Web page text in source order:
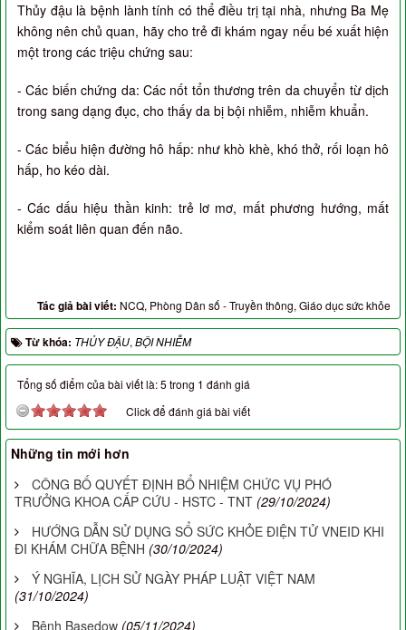
Thủy đậu là bệnh lành tính có thể điều trị tại nhà, nhưng Ba Mẹ
không nên chủ quan, hãy cho trẻ đi khám ngay nếu bé xuất hiện
một trong các triệu chứng sau:
- Các biến chứng da: Các nốt tổn thương trên da chuyển từ dịch
trong sang dạng đục, cho thấy da bị bội nhiễm, nhiễm khuẩn.
- Các biểu hiện đường hô hấp: như khò khè, khó thở, rối loạn hô
hấp, ho kéo dài.
- Các dấu hiệu thần kinh: trẻ lơ mơ, mất phương hướng, mất
kiểm soát liên quan đến não.
Tác giả bài viết: NCQ, Phòng Dân số - Truyền thông, Giáo dục sức khỏe
Từ khóa: THỦY ĐẬU, BỘI NHIỄM
Tổng số điểm của bài viết là: 5 trong 1 đánh giá
Click để đánh giá bài viết
Những tin mới hơn
CÔNG BỐ QUYẾT ĐỊNH BỔ NHIỆM CHỨC VỤ PHÓ
TRƯỞNG KHOA CẤP CỨU - HSTC - TNT (29/10/2024)
HƯỚNG DẪN SỬ DỤNG SỔ SỨC KHỎE ĐIỆN TỬ VNEID KHI
ĐI KHÁM CHỮA BỆNH (30/10/2024)
Ý NGHĨA, LỊCH SỬ NGÀY PHÁP LUẬT VIỆT NAM
(31/10/2024)
Bệnh Basedow (05/11/2024)